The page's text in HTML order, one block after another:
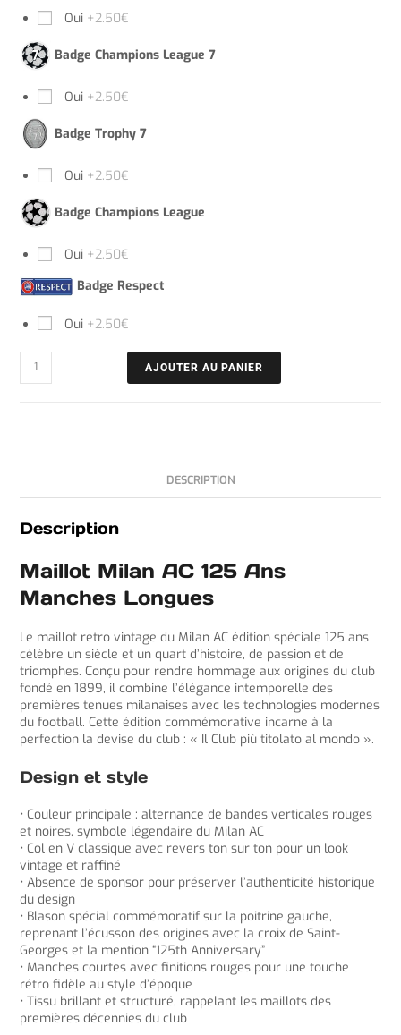
Oui +2.50€
Badge Champions League 7
Oui +2.50€
Badge Trophy 7
Oui +2.50€
Badge Champions League
Oui +2.50€
Badge Respect
Oui +2.50€
AJOUTER AU PANIER
DESCRIPTION
Description
Maillot Milan AC 125 Ans
Manches Longues
Le maillot retro vintage du Milan AC édition spéciale 125 ans
célèbre un siècle et un quart d’histoire, de passion et de
triomphes. Conçu pour rendre hommage aux origines du club
fondé en 1899, il combine l’élégance intemporelle des
premières tenues milanaises avec les technologies modernes
du football. Cette édition commémorative incarne à la
perfection la devise du club : « Il Club più titolato al mondo ».
Design et style
• Couleur principale : alternance de bandes verticales rouges
et noires, symbole légendaire du Milan AC
• Col en V classique avec revers ton sur ton pour un look
vintage et raffiné
• Absence de sponsor pour préserver l’authenticité historique
du design
• Blason spécial commémoratif sur la poitrine gauche,
reprenant l’écusson des origines avec la croix de Saint-
Georges et la mention “125th Anniversary”
• Manches courtes avec finitions rouges pour une touche
rétro fidèle au style d’époque
• Tissu brillant et structuré, rappelant les maillots des
premières décennies du club